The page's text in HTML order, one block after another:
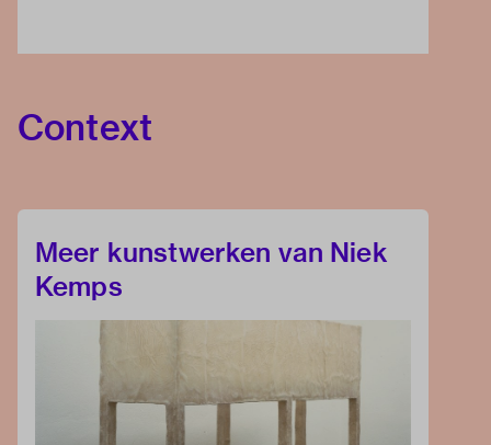
Context
Meer kunstwerken van Niek
Kemps